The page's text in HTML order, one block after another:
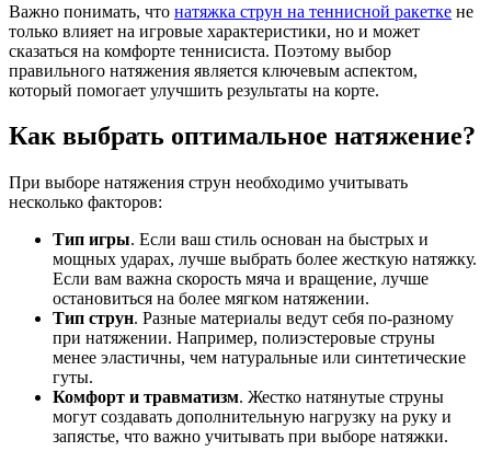
Важно понимать, что натяжка струн на теннисной ракетке не
только влияет на игровые характеристики, но и может
сказаться на комфорте теннисиста. Поэтому выбор
правильного натяжения является ключевым аспектом,
который помогает улучшить результаты на корте.
Как выбрать оптимальное натяжение?
При выборе натяжения струн необходимо учитывать
несколько факторов:
Тип игры. Если ваш стиль основан на быстрых и
мощных ударах, лучше выбрать более жесткую натяжку.
Если вам важна скорость мяча и вращение, лучше
остановиться на более мягком натяжении.
Тип струн. Разные материалы ведут себя по-разному
при натяжении. Например, полиэстеровые струны
менее эластичны, чем натуральные или синтетические
гуты.
Комфорт и травматизм. Жестко натянутые струны
могут создавать дополнительную нагрузку на руку и
запястье, что важно учитывать при выборе натяжки.